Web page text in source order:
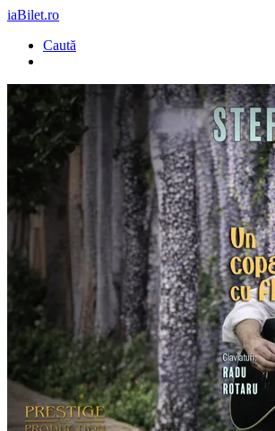
iaBilet.ro
Caută